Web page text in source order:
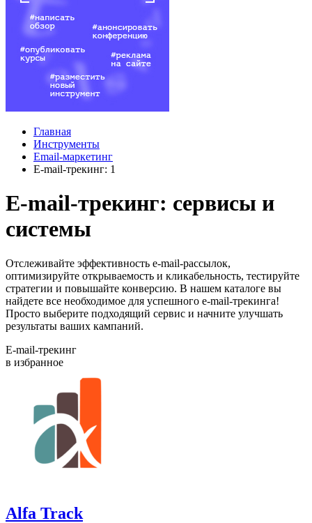
Главная
Инструменты
Email-маркетинг
E-mail-трекинг: 1
E-mail-трекинг: сервисы и
системы
Отслеживайте эффективность e-mail-рассылок,
оптимизируйте открываемость и кликабельность, тестируйте
стратегии и повышайте конверсию. В нашем каталоге вы
найдете все необходимое для успешного e-mail-трекинга!
Просто выберите подходящий сервис и начните улучшать
результаты ваших кампаний.
E-mail-трекинг
в избранное
Alfa Track